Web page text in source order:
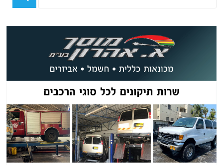
פוסטים אחרונים
השדרוג הרוסי לחיל האוויר האיראני: כיצד 30 מטוסי Su-35 ישנו את משוואת
ההרתעה מול ישראל?
שוד המאה: 2,000,000,000,000 דולר נבזזו מעיראק – זהב ומזומנים נחשפו
בבורות באדמה!
מלכודת הדבש של טראמפ: כך הפכו הנכסים המוקפאים של איראן למנוף
פוליטי בארה"ב